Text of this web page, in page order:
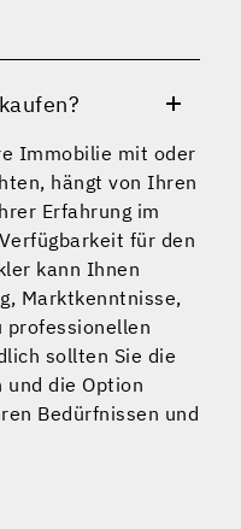
Immobilie mit oder
hängt von Ihren
Erfahrung im
für den
kann Ihnen
Marktkenntnisse,
professionellen
sollten Sie die
und die Option
Bedürfnissen und